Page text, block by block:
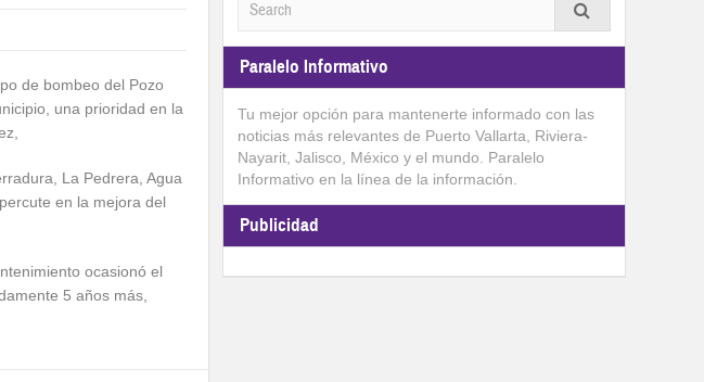
de bombeo del Pozo
una prioridad en la
La Pedrera, Agua
en la mejora del
ocasionó el
5 años más,
Paralelo Informativo
Tu mejor opción para mantenerte informado con las
noticias más relevantes de Puerto Vallarta, Riviera-
Nayarit, Jalisco, México y el mundo. Paralelo
Informativo en la línea de la información.
Publicidad